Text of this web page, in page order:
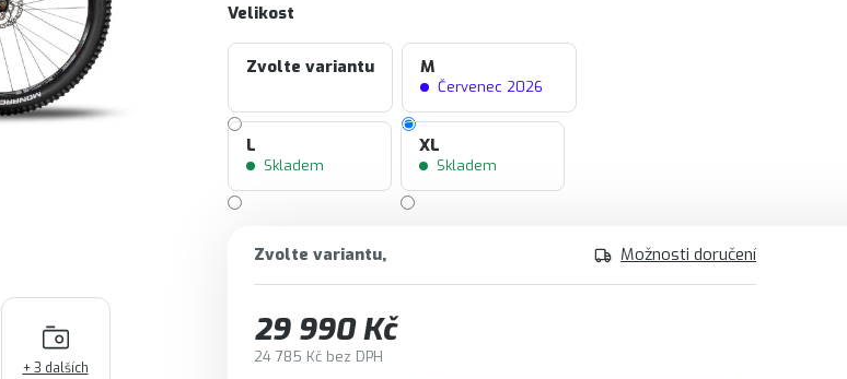
Velikost
Zvolte variantu M
Červenec 2026
L
Skladem
XL
Skladem
Zvolte variantu Možnosti doručení
29 990 Kč
24 785 Kč bez DPH
+ 3 dalších